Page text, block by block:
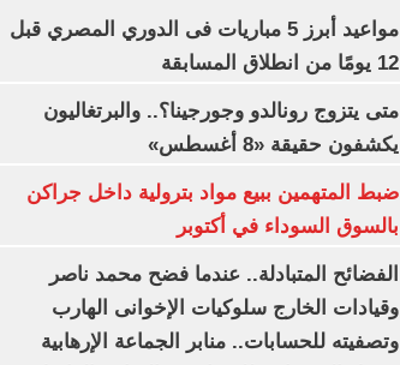
مواعيد أبرز 5 مباريات فى الدوري المصري قبل
12 يومًا من انطلاق المسابقة
متى يتزوج رونالدو وجورجينا؟.. والبرتغاليون
يكشفون حقيقة «8 أغسطس»
ضبط المتهمين ببيع مواد بترولية داخل جراكن
بالسوق السوداء في أكتوبر
الفضائح المتبادلة.. عندما فضح محمد ناصر
وقيادات الخارج سلوكيات الإخوانى الهارب
وتصفيته للحسابات.. منابر الجماعة الإرهابية